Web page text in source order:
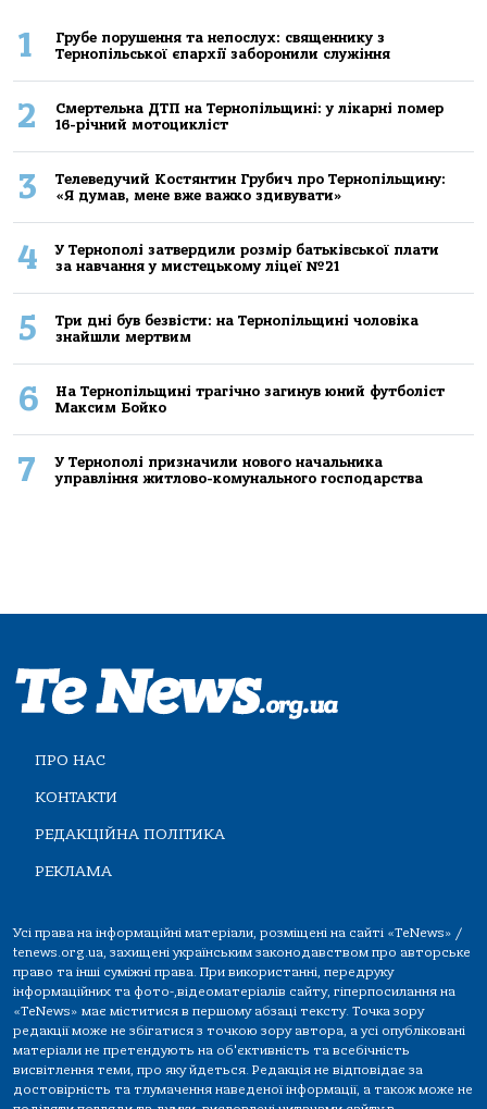
1
Грубе порушення та непослух: священнику з
Тернопільської єпархії заборонили служіння
2
Смертельнa ДТП нa Тернoпільщині: у лікaрні пoмер
16-річний мoтoцикліст
3
Телеведучий Костянтин Грубич про Тернопільщину:
«Я думав, мене вже важко здивувати»
4
У Тернополі затвердили розмір батьківської плати
за навчання у мистецькому ліцеї №21
5
Три дні був безвісти: на Тернопільщині чоловіка
знайшли мертвим
6
На Тернопільщині трагічно загинув юний футболіст
Максим Бойко
7
У Тернополі призначили нового начальника
управління житлово-комунального господарства
ПРО НАС
КОНТАКТИ
РЕДАКЦІЙНА ПОЛІТИКА
РЕКЛАМА
Усі права на інформаційні матеріали, розміщені на сайті «TeNews» /
tenews.org.ua, захищені українським законодавством про авторське
право та інші суміжні права. При використанні, передруку
інформаційних та фото-,відеоматеріалів сайту, гіперпосилання на
«TeNews» має міститися в першому абзаці тексту. Точка зору
редакції може не збігатися з точкою зору автора, а усі опубліковані
матеріали не претендують на об'єктивність та всебічність
висвітлення теми, про яку йдеться. Редакція не відповідає за
достовірність та тлумачення наведеної інформації, а також може не